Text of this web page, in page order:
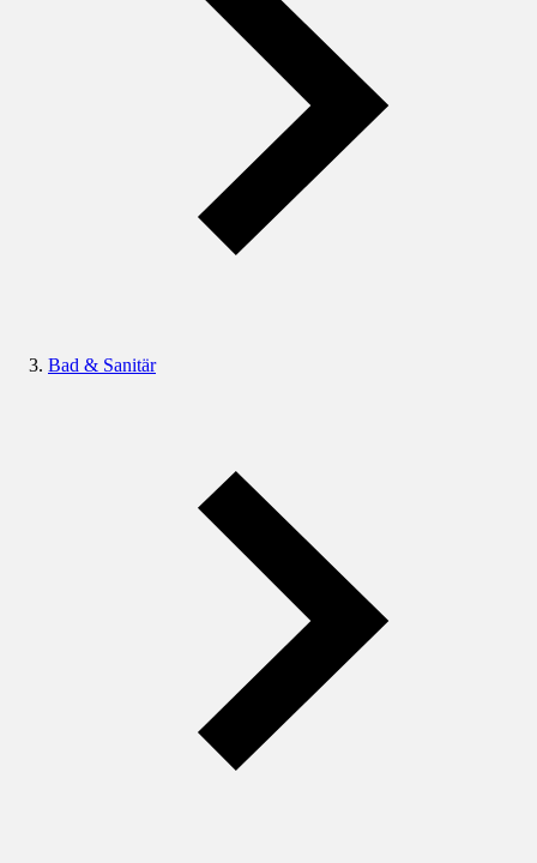
Bad & Sanitär